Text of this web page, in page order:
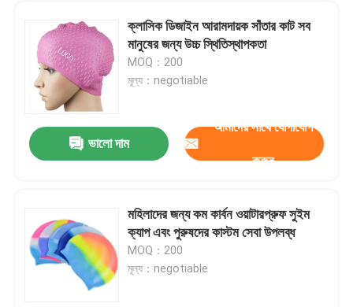
ক্লাসিক ডিজাইন আরামদায়ক সাঁতার কাট সব
মানুষের জন্য উচ্চ স্থিতিস্থাপকতা
MOQ：200
মূল্য：negotiable
ভালো দাম
আমাদের সাথে যোগাযোগ
করুন
মহিলাদের জন্য কম কার্বন ওয়াটারপ্রুফ সুইম
ক্যাপ এবং পুরুষদের কাস্টম সেবা উপলব্ধ
MOQ：200
মূল্য：negotiable